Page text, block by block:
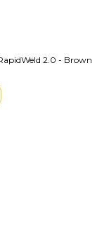
2.0 - Brown